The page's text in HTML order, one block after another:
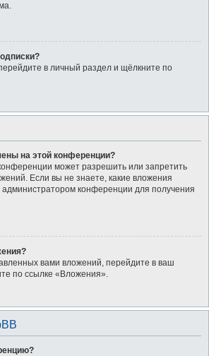
в личный раздел и щёлкните по
на этой конференции?
может разрешить или запретить
Если вы не знаете, какие вложения
конференции для получения
вами вложений, перейдите в ваш
по ссылке «Вложения».